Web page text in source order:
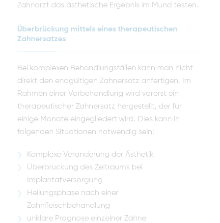
Zahnarzt das ästhetische Ergebnis im Mund testen.
Überbrückung mittels eines therapeutischen
Zahnersatzes
Bei komplexen Behandlungsfällen kann man nicht
direkt den endgültigen Zahnersatz anfertigen. Im
Rahmen einer Vorbehandlung wird vorerst ein
therapeutischer Zahnersatz hergestellt, der für
einige Monate eingegliedert wird. Dies kann in
folgenden Situationen notwendig sein:
Komplexe Veränderung der Ästhetik
Überbrückung des Zeitraums bei
Implantatversorgung
Heilungsphase nach einer
Zahnfleischbehandlung
unklare Prognose einzelner Zähne